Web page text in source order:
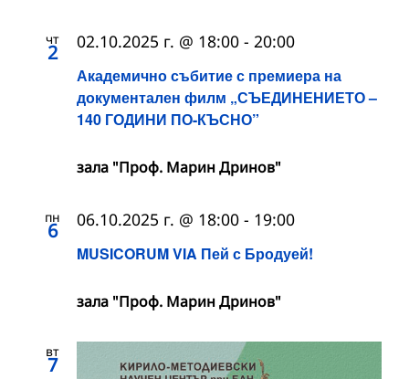
чт
2
Академично събитие с премиера на
документален филм „СЪЕДИНЕНИЕТО –
140 ГОДИНИ ПО-КЪСНО”
02.10.2025 г. @ 18:00 - 20:00
зала "Проф. Марин Дринов"
пн
6
MUSICORUM VIA Пей с Бродуей!
06.10.2025 г. @ 18:00 - 19:00
зала "Проф. Марин Дринов"
вт
7